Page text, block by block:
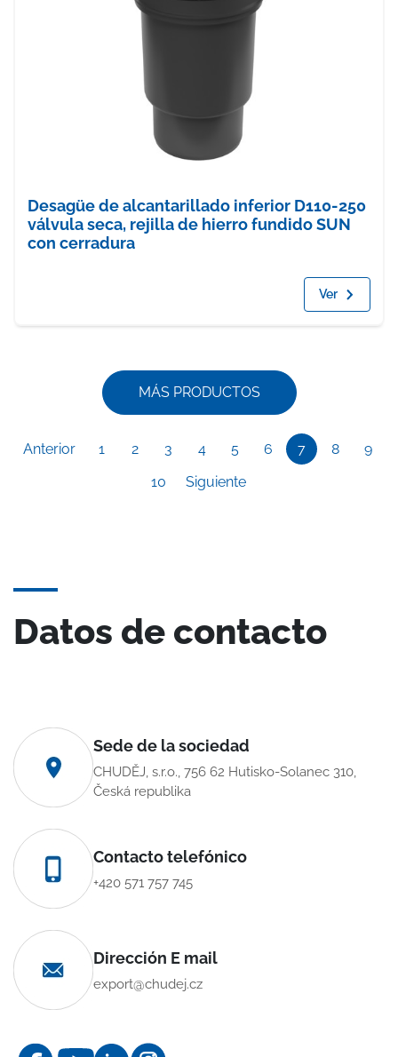
Desagüe de alcantarillado inferior D110-250
válvula seca, rejilla de hierro fundido SUN
con cerradura
Ver
MÁS PRODUCTOS
Anterior 1 2 3 4 5 6 7 8
9
10
Siguiente
Datos de contacto
Sede de la sociedad
CHUDĚJ, s.r.o., 756 62 Hutisko-Solanec 310,
Česká republika
Contacto telefónico
+420 571 757 745
Dirección E mail
export@chudej.cz